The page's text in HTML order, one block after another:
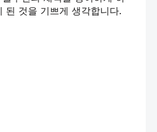
된 것을 기쁘게 생각합니다.